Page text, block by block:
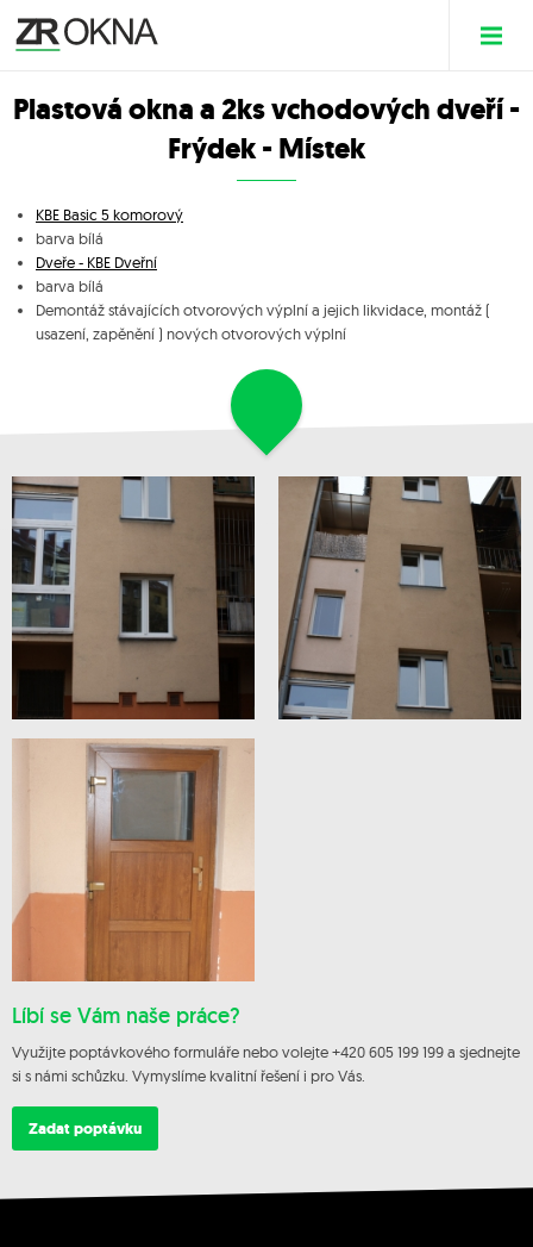
Plastová okna a 2ks vchodových dveří -
Frýdek - Místek
KBE Basic 5 komorový
barva bílá
Dveře - KBE Dveřní
barva bílá
Demontáž stávajících otvorových výplní a jejich likvidace, montáž (
usazení, zapěnění ) nových otvorových výplní
Líbí se Vám naše práce?
Využijte poptávkového formuláře nebo volejte +420 605 199 199 a sjednejte
si s námi schůzku. Vymyslíme kvalitní řešení i pro Vás.
Zadat poptávku